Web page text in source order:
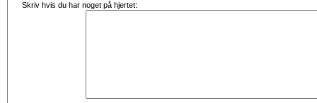
Skriv hvis du har noget på hjertet: